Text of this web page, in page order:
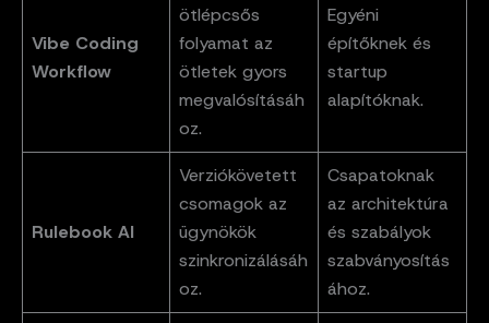
Vibe Coding
Workflow
ötlépcsős
folyamat az
ötletek gyors
megvalósításáh
oz.
Egyéni
építőknek és
startup
alapítóknak.
Rulebook AI
Verziókövetett
csomagok az
ügynökök
szinkronizálásáh
oz.
Csapatoknak
az architektúra
és szabályok
szabványosítás
ához.